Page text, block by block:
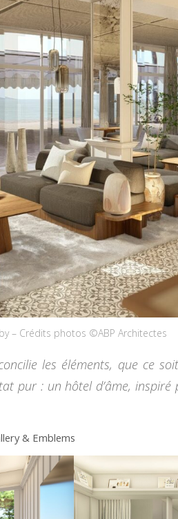
– Crédits photos ©ABP Architectes
les éléments, que ce
pur : un hôtel d’âme,
& Emblems